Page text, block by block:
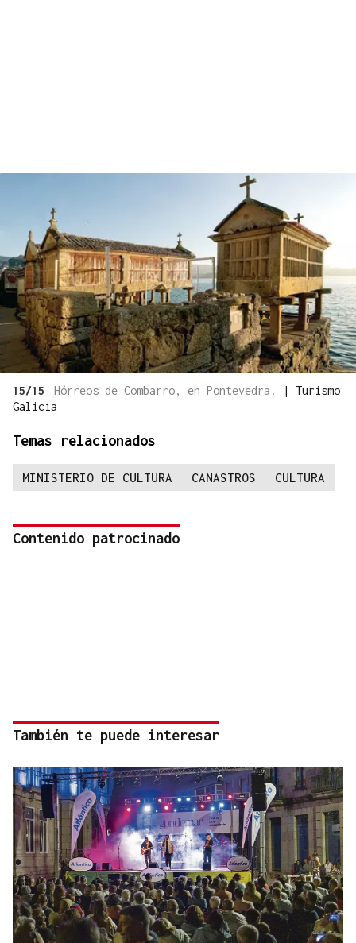
15/15 Hórreos de Combarro, en Pontevedra. | Turismo
Galicia
Temas relacionados
MINISTERIO DE CULTURA CANASTROS CULTURA
Contenido patrocinado
También te puede interesar